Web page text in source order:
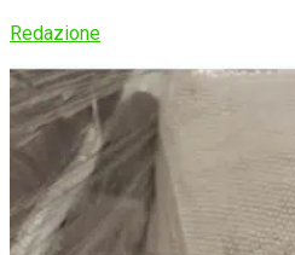
Redazione